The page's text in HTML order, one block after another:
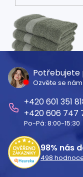
Potřebujete
Ozvěte se nám
601 351
606 747
Po-Pá: 8:00-15:30
98% nás
498